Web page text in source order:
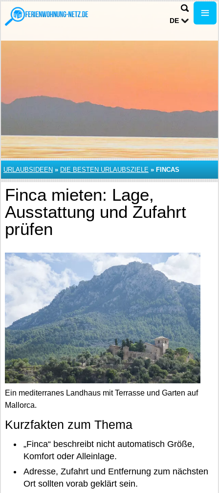
DE
URLAUBSIDEEN » DIE BESTEN URLAUBSZIELE » FINCAS
Finca mieten: Lage,
Ausstattung und Zufahrt
prüfen
Ein mediterranes Landhaus mit Terrasse und Garten auf
Mallorca.
Kurzfakten zum Thema
„Finca“ beschreibt nicht automatisch Größe,
Komfort oder Alleinlage.
Adresse, Zufahrt und Entfernung zum nächsten
Ort sollten vorab geklärt sein.